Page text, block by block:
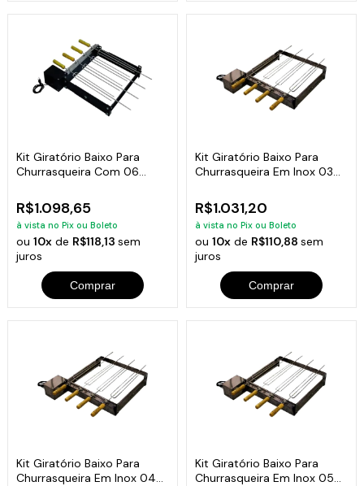
Kit Giratório Baixo Para
Churrasqueira Com 06
R$1.098,65
à vista no Pix ou Boleto
ou10x de R$118,13sem
juros
Comprar
Kit Giratório Baixo Para
Churrasqueira Em Inox 03
R$1.031,20
à vista no Pix ou Boleto
ou 10xde R$110,88 sem
juros
Comprar
Kit Giratório Baixo Para
Churrasqueira Em Inox 04
Kit Giratório Baixo Para
Churrasqueira Em Inox 05